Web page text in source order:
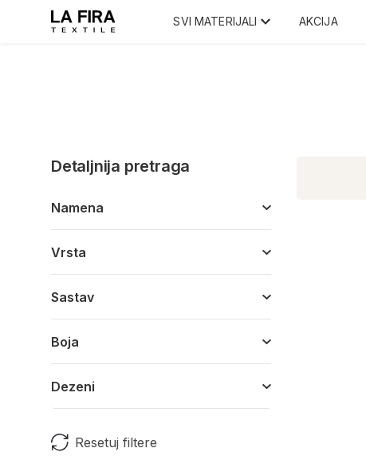
SVI MATERIJALI AKCIJA
Detaljnija pretraga
Namena
Vrsta
Sastav
Boja
Dezeni
Resetuj filtere